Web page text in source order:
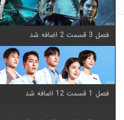
فصل 3 قسمت 2 اضافه شد
فصل 1 قسمت 12 اضافه شد